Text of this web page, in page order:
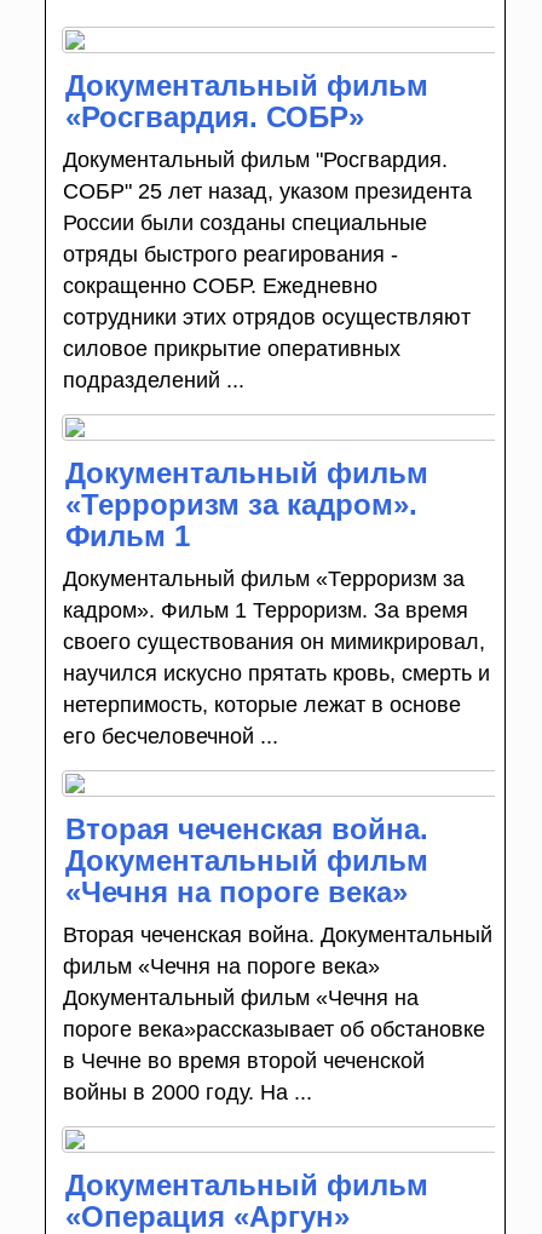
Документальный фильм
«Росгвардия. СОБР»
Документальный фильм "Росгвардия.
СОБР" 25 лет назад, указом президента
России были созданы специальные
отряды быстрого реагирования -
сокращенно СОБР. Ежедневно
сотрудники этих отрядов осуществляют
силовое прикрытие оперативных
подразделений ...
Документальный фильм
«Терроризм за кадром».
Фильм 1
Документальный фильм «Терроризм за
кадром». Фильм 1 Терроризм. За время
своего существования он мимикрировал,
научился искусно прятать кровь, смерть и
нетерпимость, которые лежат в основе
его бесчеловечной ...
Вторая чеченская война.
Документальный фильм
«Чечня на пороге века»
Вторая чеченская война. Документальный
фильм «Чечня на пороге века»
Документальный фильм «Чечня на
пороге века»рассказывает об обстановке
в Чечне во время второй чеченской
войны в 2000 году. На ...
Документальный фильм
«Операция «Аргун»